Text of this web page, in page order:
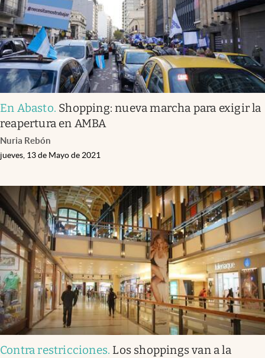
En Abasto. Shopping: nueva marcha para exigir la
reapertura en AMBA
Nuria Rebón
jueves, 13 de Mayo de 2021
Contra restricciones. Los shoppings van a la